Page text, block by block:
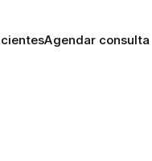
Agendar consulta